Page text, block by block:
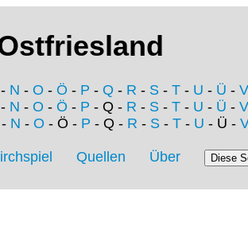
- N - O - Ö - P - Q - R - S - T - U - Ü - V
- N - O - Ö - P - Q - R - S - T - U - Ü - V
- N - O - Ö - P - Q - R - S- T- U - Ü -
Quellen Über